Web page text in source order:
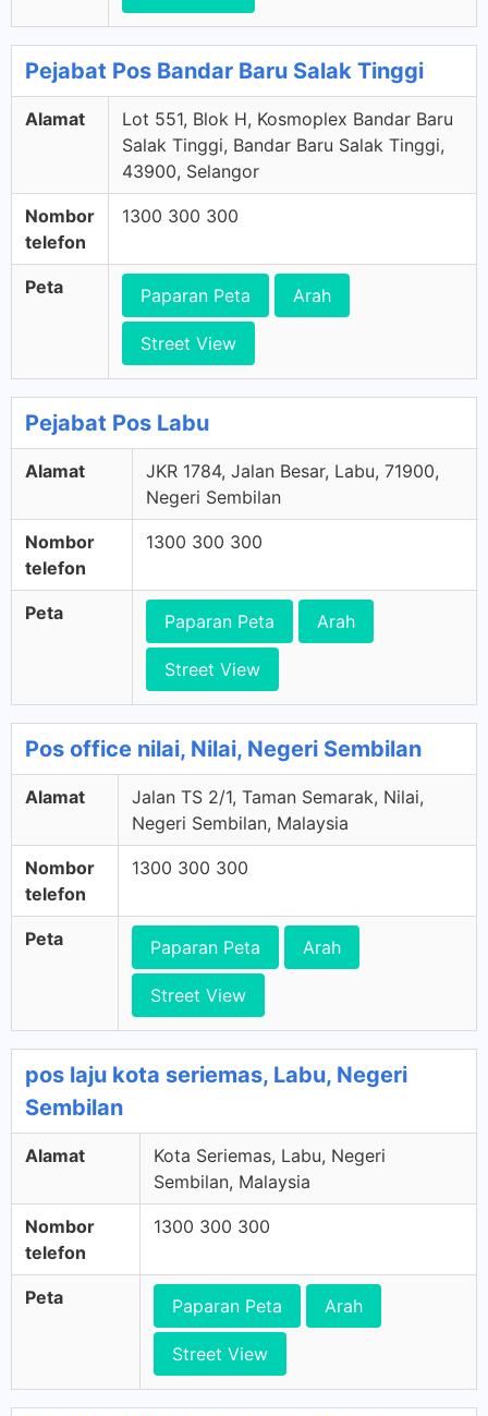
Pejabat Pos Bandar Baru Salak Tinggi
Alamat
Lot 551, Blok H, Kosmoplex Bandar Baru
Salak Tinggi, Bandar Baru Salak Tinggi,
43900, Selangor
Nombor
telefon
1300 300 300
Peta Paparan Peta Arah
Street View
Pejabat Pos Labu
Alamat
JKR 1784, Jalan Besar, Labu, 71900,
Negeri Sembilan
Nombor
telefon
1300 300 300
Peta Paparan Peta Arah
Street View
Pos office nilai, Nilai, Negeri Sembilan
Alamat
Jalan TS 2/1, Taman Semarak, Nilai,
Negeri Sembilan, Malaysia
Nombor
telefon
1300 300 300
Peta Paparan Peta Arah
Street View
pos laju kota seriemas, Labu, Negeri
Sembilan
Alamat
Kota Seriemas, Labu, Negeri
Sembilan, Malaysia
Nombor
telefon
1300 300 300
Peta Paparan Peta Arah
Street View